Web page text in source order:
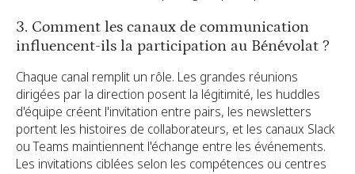
3. Comment les canaux de communication
influencent-ils la participation au Bénévolat ?
Chaque canal remplit un rôle. Les grandes réunions
dirigées par la direction posent la légitimité, les huddles
d'équipe créent l'invitation entre pairs, les newsletters
portent les histoires de collaborateurs, et les canaux Slack
ou Teams maintiennent l'échange entre les événements.
Les invitations ciblées selon les compétences ou centres